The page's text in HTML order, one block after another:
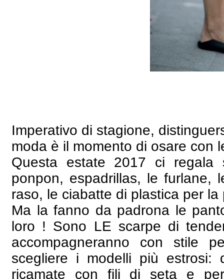
Imperativo di stagione,
moda è il momento di osare con
Questa estate 2017 ci regala
ponpon, espadrillas, le furlane,
raso, le ciabatte di plastica per la
Ma la fanno da padrona le
loro ! Sono LE scarpe di
accompagneranno con stile
scegliere i modelli più
ricamate con fili di seta e